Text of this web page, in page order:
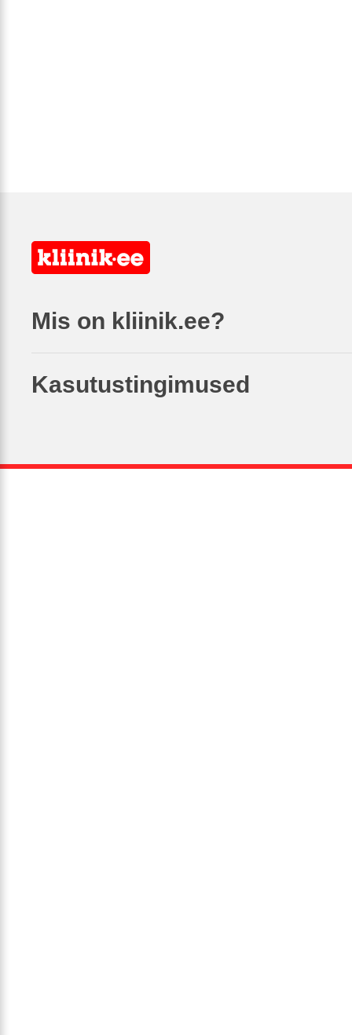
Mis on kliinik.ee?
Kasutustingimused